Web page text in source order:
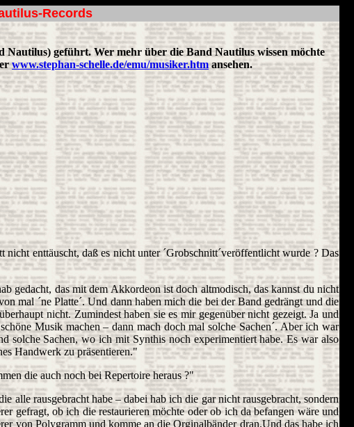
Records
geführt. Wer mehr über die Band Nautilus wissen möchte
www.stephan-schelle.de/emu/musiker.htmansehen.
enttäuscht, daß es nicht unter ´Grobschnitt´veröffentlicht wurde ? Das
gedacht, das mit dem Akkordeon ist doch altmodisch, das kannst du nicht
mal ´ne Platte´. Und dann haben mich die bei der Band gedrängt und die
nicht. Zumindest haben sie es mir gegenüber nicht gezeigt. Ja und
Musik machen – dann mach doch mal solche Sachen´. Aber ich war
Sachen, wo ich mit Synthis noch experimentiert habe. Es war also
Handwerk zu präsentieren."
die auch noch bei Repertoire heraus ?"
alle rausgebracht habe – dabei hab ich die gar nicht rausgebracht, sondern
gefragt, ob ich die restaurieren möchte oder ob ich da befangen wäre und
von Polygramm und komme an die Orginalbänder dran.Und das habe ich